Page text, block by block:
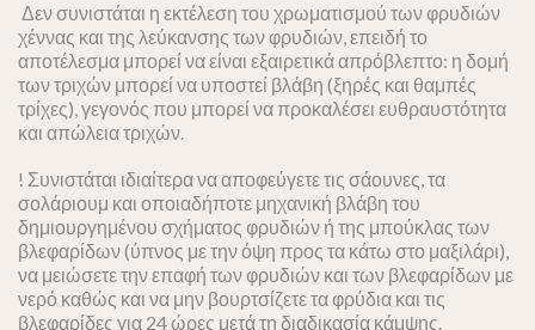
Δεν συνιστάται η εκτέλεση του χρωματισμού των φρυδιών
χέννας και της λεύκανσης των φρυδιών, επειδή το
αποτέλεσμα μπορεί να είναι εξαιρετικά απρόβλεπτο: η δομή
των τριχών μπορεί να υποστεί βλάβη (ξηρές και θαμπές
τρίχες), γεγονός που μπορεί να προκαλέσει ευθραυστότητα
και απώλεια τριχών.
! Συνιστάται ιδιαίτερα να αποφεύγετε τις σάουνες, τα
σολάριουμ και οποιαδήποτε μηχανική βλάβη του
δημιουργημένου σχήματος φρυδιών ή της μπούκλας των
βλεφαρίδων (ύπνος με την όψη προς τα κάτω στο μαξιλάρι),
να μειώσετε την επαφή των φρυδιών και των βλεφαρίδων με
νερό καθώς και να μην βουρτσίζετε τα φρύδια και τις
βλεφαρίδες για 24 ώρες μετά τη διαδικασία κάμψης.